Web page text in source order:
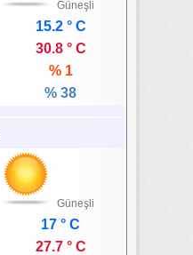
Güneşli
15.2 ° C
30.8 ° C
% 1
% 38
Güneşli
17 ° C
27.7 ° C